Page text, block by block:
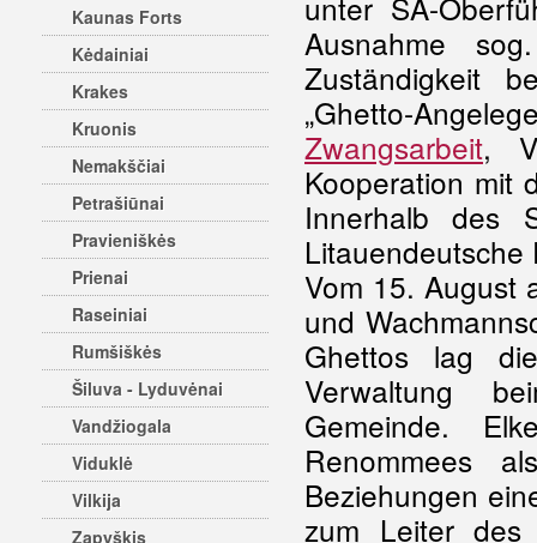
Kaunas Forts
Kėdainiai
Krakes
Kruonis
Nemakščiai
Petrašiūnai
Pravieniškės
Prienai
Raseiniai
Rumšiškės
Šiluva - Lyduvėnai
Vandžiogala
Viduklė
Vilkija
Zapyškis
Ausnahme
Zuständigkeit
„Ghetto-
Zwangsarbeit,
Kooperation mit
Innerhalb des
Vom 15. August
und
Ghettos lag
Verwaltung
Gemeinde.
Renommees
Beziehungen
zum Leiter des